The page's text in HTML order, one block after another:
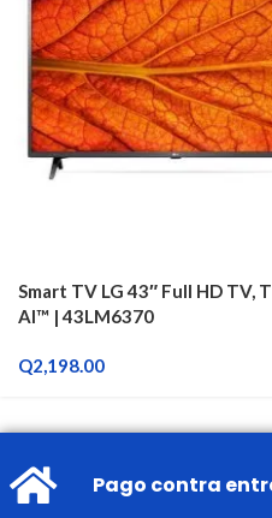
Smart TV LG 43″ Full HD TV,
AI™ | 43LM6370
Q2,198.00
Pago contra